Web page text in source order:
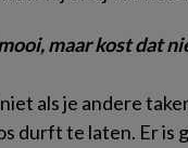
maar kost dat
als je andere
durft te laten. Er is